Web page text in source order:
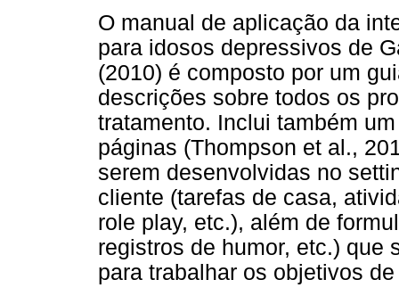
O manual de aplicação da
para idosos depressivos de
(2010) é composto por um
descrições sobre todos os
tratamento. Inclui também
páginas (Thompson et al.,
serem desenvolvidas no
cliente (tarefas de casa,
role play, etc.), além de
registros de humor, etc.) que
para trabalhar os objetivos